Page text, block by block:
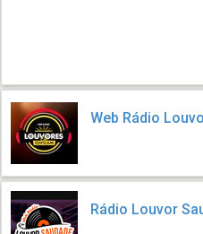
Web Rádio
Rádio Louvor